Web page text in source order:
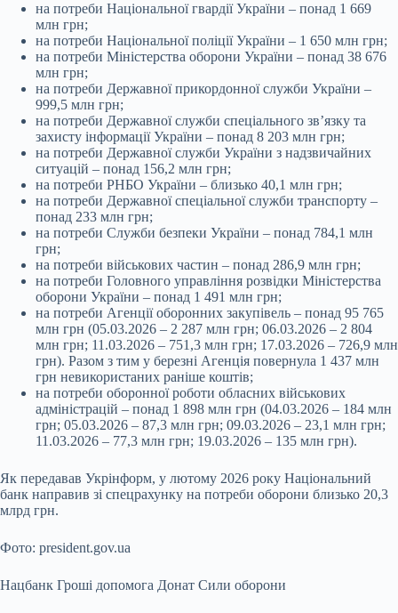
на потреби Національної гвардії України – понад 1 669
млн грн;
на потреби Національної поліції України – 1 650 млн грн;
на потреби Міністерства оборони України – понад 38 676
млн грн;
на потреби Державної прикордонної служби України –
999,5 млн грн;
на потреби Державної служби спеціального зв’язку та
захисту інформації України – понад 8 203 млн грн;
на потреби Державної служби України з надзвичайних
ситуацій – понад 156,2 млн грн;
на потреби РНБО України – близько 40,1 млн грн;
на потреби Державної спеціальної служби транспорту –
понад 233 млн грн;
на потреби Служби безпеки України – понад 784,1 млн
грн;
на потреби військових частин – понад 286,9 млн грн;
на потреби Головного управління розвідки Міністерства
оборони України – понад 1 491 млн грн;
на потреби Агенції оборонних закупівель – понад 95 765
млн грн (05.03.2026 – 2 287 млн грн; 06.03.2026 – 2 804
млн грн; 11.03.2026 – 751,3 млн грн; 17.03.2026 – 726,9 млн
грн). Разом з тим у березні Агенція повернула 1 437 млн
грн невикористаних раніше коштів;
на потреби оборонної роботи обласних військових
адміністрацій – понад 1 898 млн грн (04.03.2026 – 184 млн
грн; 05.03.2026 – 87,3 млн грн; 09.03.2026 – 23,1 млн грн;
11.03.2026 – 77,3 млн грн; 19.03.2026 – 135 млн грн).
Як передавав Укрінформ, у лютому 2026 року Національний
банк направив зі спецрахунку на потреби оборони близько 20,3
млрд грн.
Фото: president.gov.ua
Нацбанк Гроші допомога Донат Сили оборони